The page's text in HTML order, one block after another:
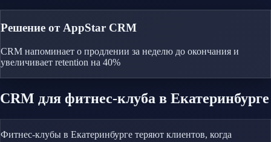
Решение от AppStar CRM
CRM напоминает о продлении за неделю до окончания и
увеличивает retention на 40%
CRM для фитнес-клуба в Екатеринбурге
Фитнес-клубы в Екатеринбурге теряют клиентов, когда